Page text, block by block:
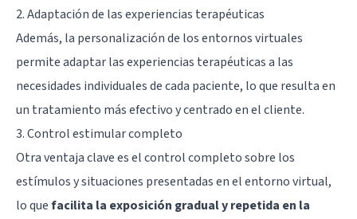
2. Adaptación de las experiencias terapéuticas
Además, la personalización de los entornos virtuales
permite adaptar las experiencias terapéuticas a las
necesidades individuales de cada paciente, lo que resulta en
un tratamiento más efectivo y centrado en el cliente.
3. Control estimular completo
Otra ventaja clave es el control completo sobre los
estímulos y situaciones presentadas en el entorno virtual,
lo quefacilita la exposición gradual y repetida en la